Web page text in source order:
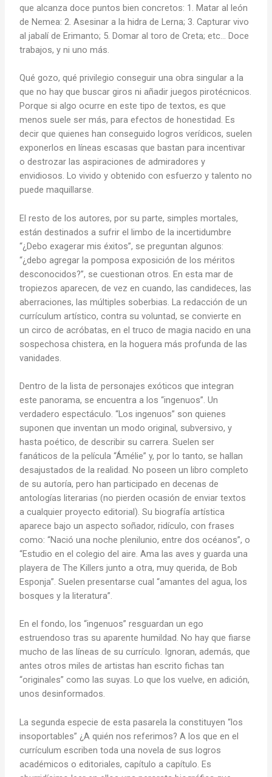
que alcanza doce puntos bien concretos: 1. Matar al león
de Nemea: 2. Asesinar a la hidra de Lerna; 3. Capturar vivo
al jabalí de Erimanto; 5. Domar al toro de Creta; etc… Doce
trabajos, y ni uno más.
Qué gozo, qué privilegio conseguir una obra singular a la
que no hay que buscar giros ni añadir juegos pirotécnicos.
Porque si algo ocurre en este tipo de textos, es que
menos suele ser más, para efectos de honestidad. Es
decir que quienes han conseguido logros verídicos, suelen
exponerlos en líneas escasas que bastan para incentivar
o destrozar las aspiraciones de admiradores y
envidiosos. Lo vivido y obtenido con esfuerzo y talento no
puede maquillarse.
El resto de los autores, por su parte, simples mortales,
están destinados a sufrir el limbo de la incertidumbre
“¿Debo exagerar mis éxitos”, se preguntan algunos:
“¿debo agregar la pomposa exposición de los méritos
desconocidos?”, se cuestionan otros. En esta mar de
tropiezos aparecen, de vez en cuando, las candideces, las
aberraciones, las múltiples soberbias. La redacción de un
currículum artístico, contra su voluntad, se convierte en
un circo de acróbatas, en el truco de magia nacido en una
sospechosa chistera, en la hoguera más profunda de las
vanidades.
Dentro de la lista de personajes exóticos que integran
este panorama, se encuentra a los “ingenuos”. Un
verdadero espectáculo. “Los ingenuos” son quienes
suponen que inventan un modo original, subversivo, y
hasta poético, de describir su carrera. Suelen ser
fanáticos de la película “Ámélie” y, por lo tanto, se hallan
desajustados de la realidad. No poseen un libro completo
de su autoría, pero han participado en decenas de
antologías literarias (no pierden ocasión de enviar textos
a cualquier proyecto editorial). Su biografía artística
aparece bajo un aspecto soñador, ridículo, con frases
como: “Nació una noche plenilunio, entre dos océanos”, o
“Estudio en el colegio del aire. Ama las aves y guarda una
playera de The Killers junto a otra, muy querida, de Bob
Esponja”. Suelen presentarse cual “amantes del agua, los
bosques y la literatura”.
En el fondo, los “ingenuos” resguardan un ego
estruendoso tras su aparente humildad. No hay que fiarse
mucho de las líneas de su currículo. Ignoran, además, que
antes otros miles de artistas han escrito fichas tan
“originales” como las suyas. Lo que los vuelve, en adición,
unos desinformados.
La segunda especie de esta pasarela la constituyen “los
insoportables” ¿A quién nos referimos? A los que en el
currículum escriben toda una novela de sus logros
académicos o editoriales, capítulo a capítulo. Es